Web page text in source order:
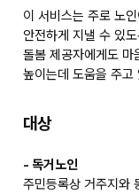
이 서비스는 주로 노
안전하게 지낼 수 있
돌봄 제공자에게도 마
높이는데 도움을 주고
대상
- 독거노인
주민등록상 거주지와